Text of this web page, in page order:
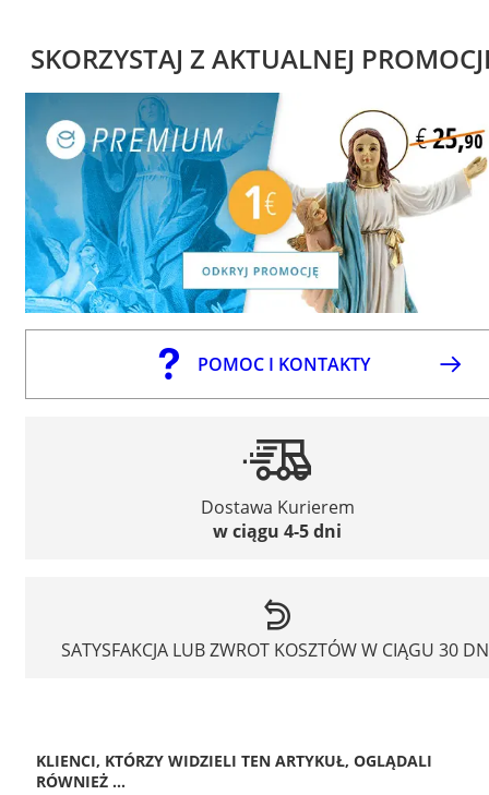
SKORZYSTAJ Z AKTUALNEJ
POMOC I KONTAKTY
Dostawa Kurierem
w ciągu 4-5 dni
SATYSFAKCJA LUB ZWROT KOSZTÓW W CIĄGU 30
KLIENCI, KTÓRZY WIDZIELI TEN ARTYKUŁ, OGLĄDALI
RÓWNIEŻ ...